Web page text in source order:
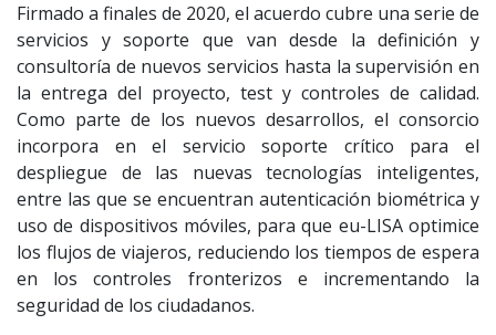
Firmado a finales de 2020, el acuerdo cubre una serie de
servicios y soporte que van desde la definición y
consultoría de nuevos servicios hasta la supervisión en
la entrega del proyecto, test y controles de calidad.
Como parte de los nuevos desarrollos, el consorcio
incorpora en el servicio soporte crítico para el
despliegue de las nuevas tecnologías inteligentes,
entre las que se encuentran autenticación biométrica y
uso de dispositivos móviles, para que eu-LISA optimice
los flujos de viajeros, reduciendo los tiempos de espera
en los controles fronterizos e incrementando la
seguridad de los ciudadanos.